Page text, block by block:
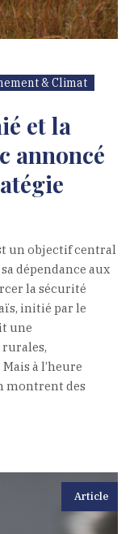
& Climat
et la
annoncé
un objectif central
dépendance aux
la sécurité
initié par le
une
à l’heure
montrent des
Article